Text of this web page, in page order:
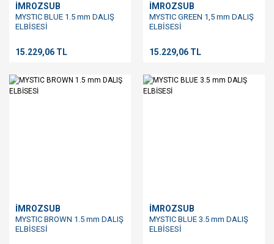
İMROZSUB
MYSTIC BLUE 1.5 mm DALIŞ
ELBİSESİ
15.229,06 TL
İMROZSUB
MYSTIC GREEN 1,5 mm DALIŞ
ELBİSESİ
15.229,06 TL
İMROZSUB
MYSTIC BROWN 1.5 mm DALIŞ
ELBİSESİ
İMROZSUB
MYSTIC BLUE 3.5 mm DALIŞ
ELBİSESİ